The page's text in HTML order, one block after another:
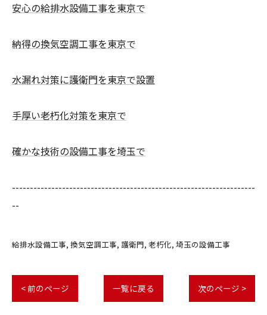
安心の給排水設備工事を東京で
納得の換気空調工事を東京で
水漏れ対策に護衛門を東京で設置
手厚い老朽化対策を東京で
確かな技術の設備工事を埼玉で
--------------------------------------------------------------------
--
給排水設備工事 換気空調工事 護衛門 老朽化 埼玉の設備工事
< 前のページ 一覧に戻る 次のページ >